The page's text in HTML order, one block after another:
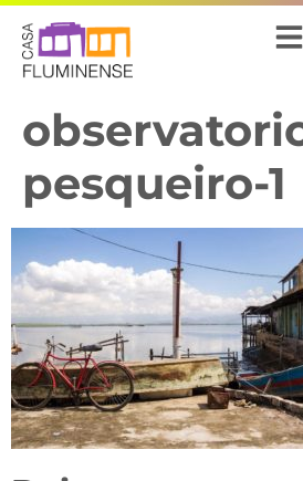
pesqueiro-1